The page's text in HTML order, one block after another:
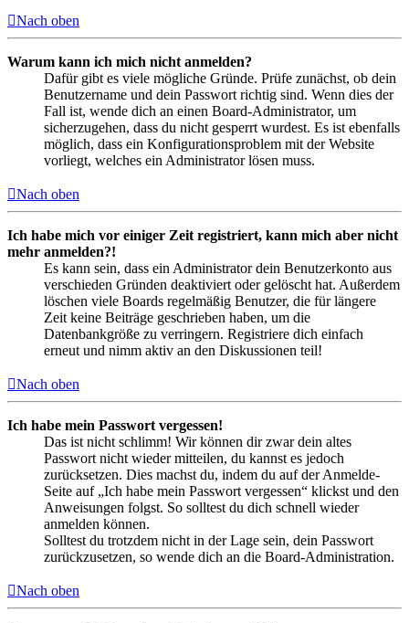
Nach oben
Warum kann ich mich nicht anmelden?
Dafür gibt es viele mögliche Gründe. Prüfe zunächst, ob dein
Benutzername und dein Passwort richtig sind. Wenn dies der
Fall ist, wende dich an einen Board-Administrator, um
sicherzugehen, dass du nicht gesperrt wurdest. Es ist ebenfalls
möglich, dass ein Konfigurationsproblem mit der Website
vorliegt, welches ein Administrator lösen muss.
Nach oben
Ich habe mich vor einiger Zeit registriert, kann mich aber nicht
mehr anmelden?!
Es kann sein, dass ein Administrator dein Benutzerkonto aus
verschieden Gründen deaktiviert oder gelöscht hat. Außerdem
löschen viele Boards regelmäßig Benutzer, die für längere
Zeit keine Beiträge geschrieben haben, um die
Datenbankgröße zu verringern. Registriere dich einfach
erneut und nimm aktiv an den Diskussionen teil!
Nach oben
Ich habe mein Passwort vergessen!
Das ist nicht schlimm! Wir können dir zwar dein altes
Passwort nicht wieder mitteilen, du kannst es jedoch
zurücksetzen. Dies machst du, indem du auf der Anmelde-
Seite auf „Ich habe mein Passwort vergessen“ klickst und den
Anweisungen folgst. So solltest du dich schnell wieder
anmelden können.
Solltest du trotzdem nicht in der Lage sein, dein Passwort
zurückzusetzen, so wende dich an die Board-Administration.
Nach oben